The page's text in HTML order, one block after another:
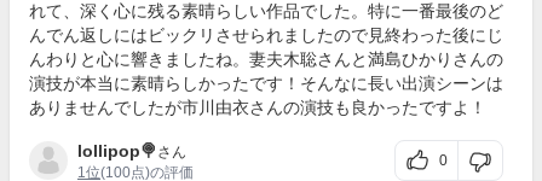
れて、深く心に残る素晴らしい作品でした。特に一番最後のど
んでん返しにはビックリさせられましたので見終わった後にじ
んわりと心に響きましたね。妻夫木聡さんと満島ひかりさんの
演技が本当に素晴らしかったです！そんなに長い出演シーンは
ありませんでしたが市川由衣さんの演技も良かったですよ！
lollipop🍭 さん
1位(100点)の評価
0